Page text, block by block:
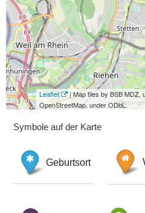
Leaflet
| Map tiles by BSB MDZ,
OpenStreetMap, under ODbL.
Symbole auf der Karte
Geburtsort